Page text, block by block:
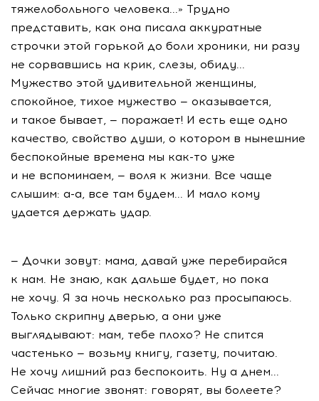
тяжелобольного человека...» Трудно
представить, как она писала аккуратные
строчки этой горькой до боли хроники, ни разу
не сорвавшись на крик, слезы, обиду...
Мужество этой удивительной женщины,
спокойное, тихое мужество — оказывается,
и такое бывает, — поражает! И есть еще одно
качество, свойство души, о котором в нынешние
беспокойные времена мы как-то уже
и не вспоминаем, — воля к жизни. Все чаще
слышим: а-а, все там будем... И мало кому
удается держать удар.
— Дочки зовут: мама, давай уже перебирайся
к нам. Не знаю, как дальше будет, но пока
не хочу. Я за ночь несколько раз просыпаюсь.
Только скрипну дверью, а они уже
выглядывают: мам, тебе плохо? Не спится
частенько — возьму книгу, газету, почитаю.
Не хочу лишний раз беспокоить. Ну а днем...
Сейчас многие звонят: говорят, вы болеете?